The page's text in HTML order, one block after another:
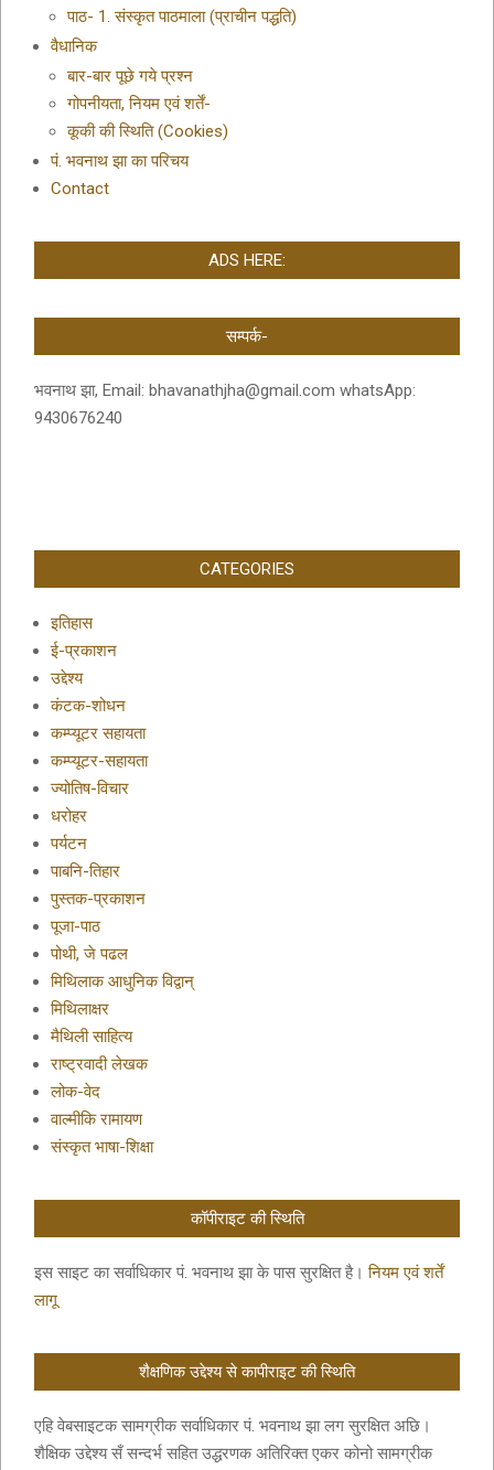
पाठ- 1. संस्कृत पाठमाला (प्राचीन पद्धति)
वैधानिक
बार-बार पूछे गये प्रश्न
गोपनीयता, नियम एवं शर्तें-
कूकी की स्थिति (Cookies)
पं. भवनाथ झा का परिचय
Contact
ADS HERE:
सम्पर्क-
भवनाथ झा, Email: bhavanathjha@gmail.com whatsApp:
9430676240
CATEGORIES
इतिहास
ई-प्रकाशन
उद्देश्य
कंटक-शोधन
कम्प्यूटर सहायता
कम्प्यूटर-सहायता
ज्योतिष-विचार
धरोहर
पर्यटन
पाबनि-तिहार
पुस्तक-प्रकाशन
पूजा-पाठ
पोथी, जे पढल
मिथिलाक आधुनिक विद्वान्
मिथिलाक्षर
मैथिली साहित्य
राष्ट्रवादी लेखक
लोक-वेद
वाल्मीकि रामायण
संस्कृत भाषा-शिक्षा
कॉपीराइट की स्थिति
इस साइट का सर्वाधिकार पं. भवनाथ झा के पास सुरक्षित है।नियम एवं शर्तें
लागू
शैक्षणिक उद्देश्य से कापीराइट की स्थिति
एहि वेबसाइटक सामग्रीक सर्वाधिकार पं. भवनाथ झा लग सुरक्षित अछि।
शैक्षिक उद्देश्य सँ सन्दर्भ सहित उद्धरणक अतिरिक्त एकर कोनो सामग्रीक